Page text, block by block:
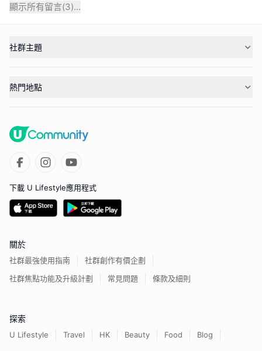
顯示所有留言(3)...
社群主題
熱門地點
下載 U Lifestyle應用程式
關於
社群最強使用指南
社群創作有價企劃
社群焦點功能及升級計劃
常見問題 條款及細則
探索
U Lifestyle Travel HK Beauty Food
Blog